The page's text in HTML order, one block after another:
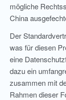
mögliche
China
Der
was für diesen
eine
dazu ein
zusammen mit
Rahmen dieser